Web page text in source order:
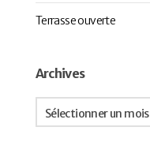
Terrasse ouverte
Archives
Archives
Sélectionner un mois